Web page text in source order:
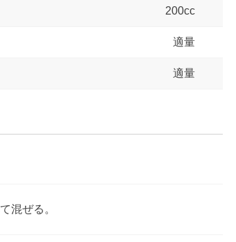
200cc
適量
適量
混ぜる。